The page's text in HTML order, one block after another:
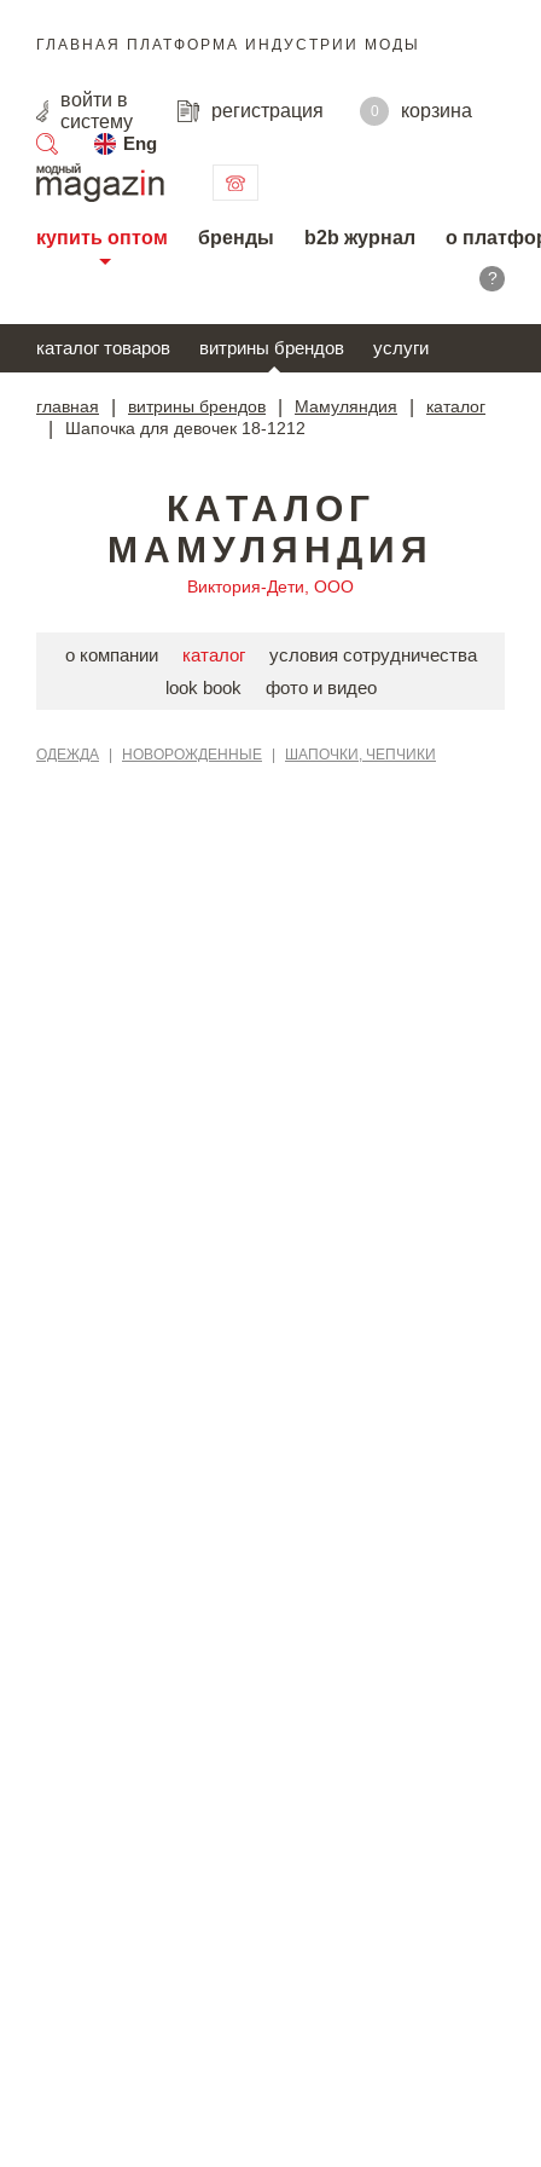
ГЛАВНАЯ ПЛАТФОРМА ИНДУСТРИИ МОДЫ
войти в
систему
регистрация 0
корзина
Eng
поиск
купить оптом бренды b2b журнал о
?
каталог товаров витрины брендов услуги
главная витрины брендов Мамуляндия каталог
Шапочка для девочек 18-1212
КАТАЛОГ
МАМУЛЯНДИЯ
Виктория-Дети, ООО
о компании каталог
условия сотрудничества
look book
фото и видео
ОДЕЖДА НОВОРОЖДЕННЫЕ ШАПОЧКИ, ЧЕПЧИКИ